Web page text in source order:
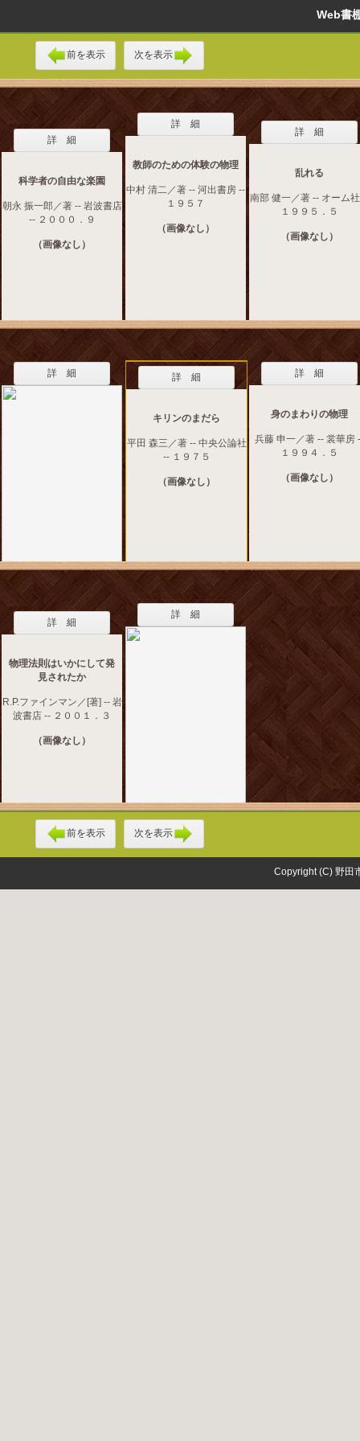
Web
前を表示 次を表示
詳 細
科学者の自由な楽園
朝永 振一郎／著 -- 岩波書店
-- ２０００．９
（画像なし）
詳 細
教師のための体験の物理
中村 清二／著 -- 河出書房 --
１９５７
（画像なし）
詳 細
乱れる
南部 健一／著 -- オーム
１９９５．５
（画像なし）
詳 細 詳 細
キリンのまだら
平田 森三／著 -- 中央公論社
-- １９７５
（画像なし）
詳 細
身のまわりの物理
兵藤 申一／著 -- 裳華房
１９９４．５
（画像なし）
詳 細
物理法則はいかにして発
見されたか
R.P.ファインマン／[著] -- 岩
波書店 -- ２００１．３
（画像なし）
詳 細
前を表示 次を表示
Copyright (C) 野田